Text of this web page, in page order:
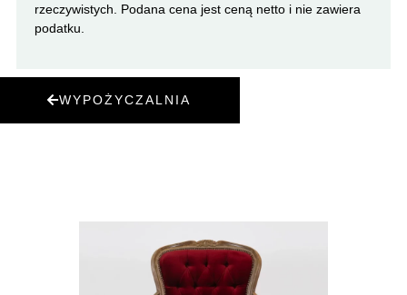
rzeczywistych. Podana cena jest ceną netto i nie zawiera
podatku.
WYPOŻYCZALNIA